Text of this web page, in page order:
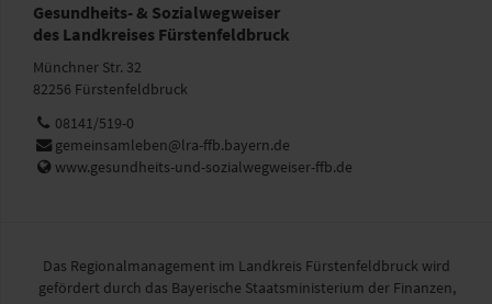
Gesundheits- & Sozialwegweiser
des Landkreises Fürstenfeldbruck
Münchner Str. 32
82256 Fürstenfeldbruck
Telefon:
08141/519-0
E-
Mail:
gemeinsamleben@lra-ffb.bayern.de
Web:
www.gesundheits-und-sozialwegweiser-ffb.de
Das Regionalmanagement im Landkreis Fürstenfeldbruck wird
gefördert durch das Bayerische Staatsministerium der Finanzen,